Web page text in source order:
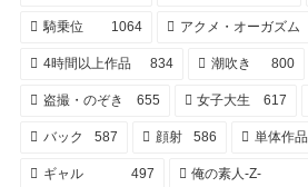
騎乗位 1064 アクメ・オーガズム
4時間以上作品 834 潮吹き 800
盗撮・のぞき 655 女子大生 617
バック 587 顔射 586 単体作品
ギャル 497 俺の素人-Z-